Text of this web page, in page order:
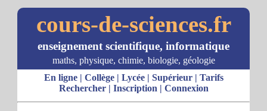
cours-de-sciences.fr
enseignement scientifique, informatique
maths, physique, chimie, biologie, géologie
En ligne| Collège| Lycée| Supérieur| Tarifs
Rechercher| Inscription | Connexion